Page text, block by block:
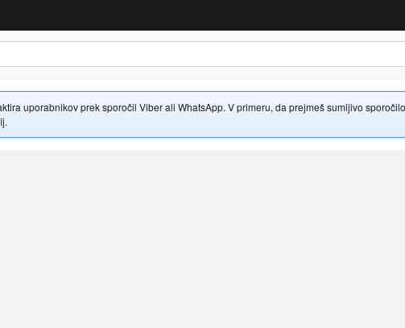
uporabnikov prek sporočil Viber ali WhatsApp. V primeru, da prejmeš sumljivo